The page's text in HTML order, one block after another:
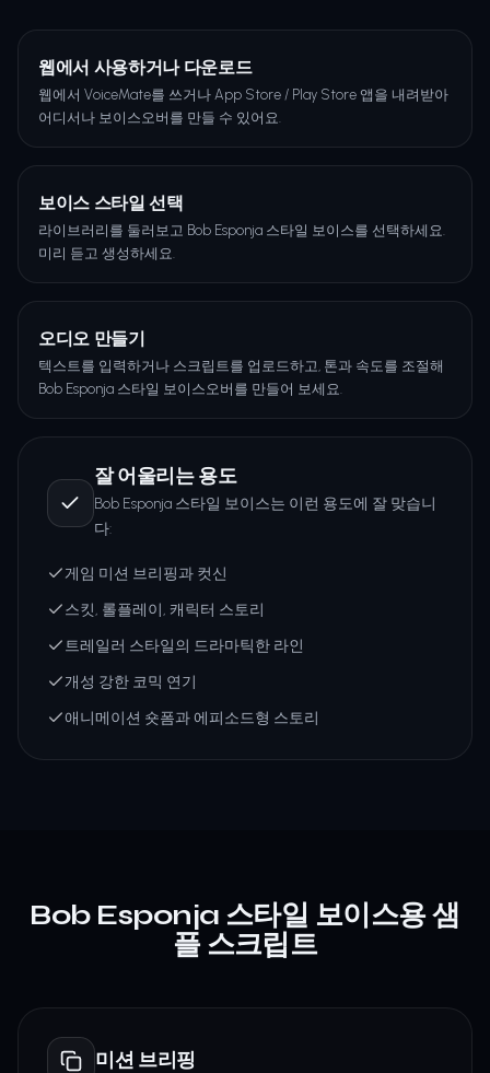
웹에서 사용하거나 다운로드
웹에서 VoiceMate를 쓰거나 App Store / Play Store 앱을 내려받아
어디서나 보이스오버를 만들 수 있어요.
보이스 스타일 선택
라이브러리를 둘러보고 Bob Esponja 스타일 보이스를 선택하세요.
미리 듣고 생성하세요.
오디오 만들기
텍스트를 입력하거나 스크립트를 업로드하고, 톤과 속도를 조절해
Bob Esponja 스타일 보이스오버를 만들어 보세요.
잘 어울리는 용도
Bob Esponja 스타일 보이스는 이런 용도에 잘 맞습니
다:
게임 미션 브리핑과 컷신
스킷, 롤플레이, 캐릭터 스토리
트레일러 스타일의 드라마틱한 라인
개성 강한 코믹 연기
애니메이션 숏폼과 에피소드형 스토리
Bob Esponja 스타일 보이스용 샘
플 스크립트
미션 브리핑